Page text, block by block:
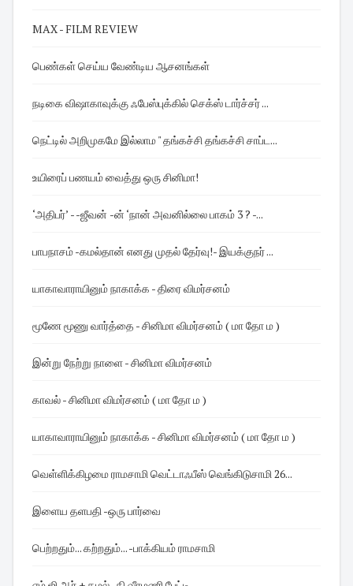
MAX - FILM REVIEW
பெண்கள் செய்ய வேண்டிய ஆசனங்கள்
நடிகை விஷாகாவுக்கு ஃபேஸ்புக்கில் செக்ஸ் டார்ச்சர் ...
நெட்டில் அறிமுகமே இல்லாம " தங்கச்சி தங்கச்சி சாப்ட...
உயிரைப் பணயம் வைத்து ஒரு சினிமா!
‘அதிபர்’ - -ஜீவன் -ன் ‘நான் அவனில்லை பாகம் 3 ? -...
பாபநாசம் -கமல்தான் எனது முதல் தேர்வு! - இயக்குநர் ...
யாகாவாராயினும் நாகாக்க - திரை விமர்சனம்
மூணே மூணு வார்த்தை - சினிமா விமர்சனம் ( மா தோ ம )
இன்று நேற்று நாளை - சினிமா விமர்சனம்
காவல் - சினிமா விமர்சனம் ( மா தோ ம )
யாகாவாராயினும் நாகாக்க - சினிமா விமர்சனம் ( மா தோ ம )
வெள்ளிக்கிழமை ராமசாமி வெட்டாஃபீஸ் வெங்கிடுசாமி 26...
இளைய தளபதி -ஒரு பார்வை
பெற்றதும்... கற்றதும்... -பாக்கியம் ராமசாமி